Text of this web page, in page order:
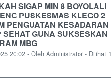
SIGAP MIN 8 BOYOLALI
PUSKESMAS KLEGO 2
PENGUATAN KESADARAN
SEHAT GUNA SUKSESKAN
MBG
20:02 - Oleh Administrator - Dilihat